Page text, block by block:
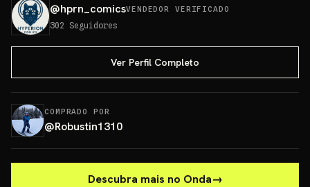
@hprn_comicsVENDEDOR VERIFICADO
302 Seguidores
Ver Perfil Completo
COMPRADO POR
@Robustin1310
Descubra mais no Onda→